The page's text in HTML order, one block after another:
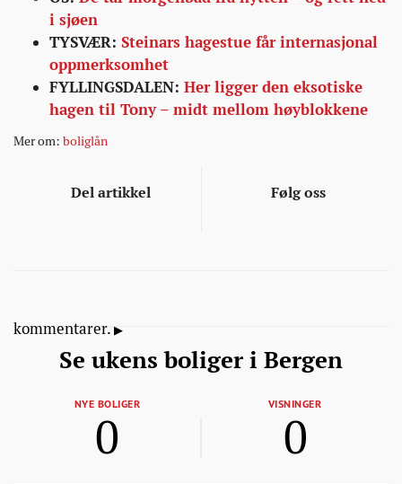
i sjøen
TYSVÆR: Steinars hagestue får internasjonal
oppmerksomhet
FYLLINGSDALEN: Her ligger den eksotiske
hagen til Tony – midt mellom høyblokkene
Mer om: boliglån
Del artikkel Følg oss
kommentarer.
Se ukens boliger i Bergen
NYE BOLIGER
0
VISNINGER
0